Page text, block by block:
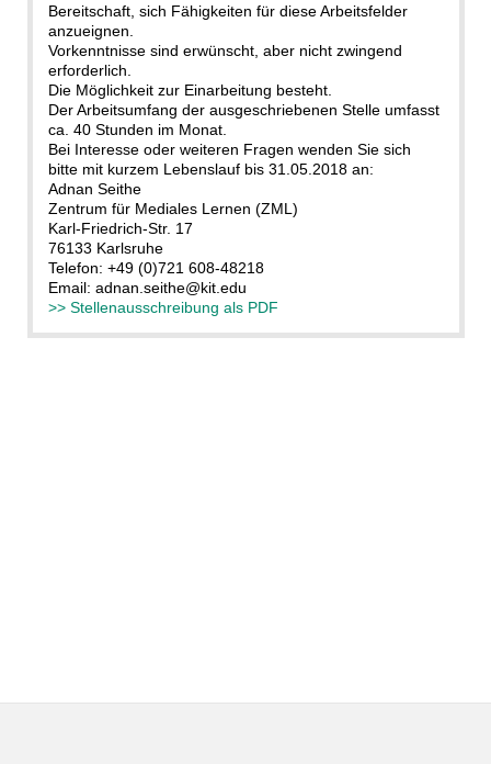
Bereitschaft, sich Fähigkeiten für diese Arbeitsfelder
anzueignen.
Vorkenntnisse sind erwünscht, aber nicht zwingend
erforderlich.
Die Möglichkeit zur Einarbeitung besteht.
Der Arbeitsumfang der ausgeschriebenen Stelle umfasst
ca. 40 Stunden im Monat.
Bei Interesse oder weiteren Fragen wenden Sie sich
bitte mit kurzem Lebenslauf bis 31.05.2018 an:
Adnan Seithe
Zentrum für Mediales Lernen (ZML)
Karl-Friedrich-Str. 17
76133 Karlsruhe
Telefon: +49 (0)721 608-48218
Email: adnan.seithe@kit.edu
>> Stellenausschreibung als PDF